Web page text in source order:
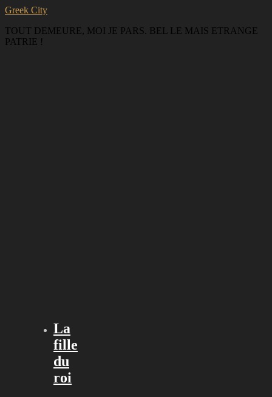
Greek City
TOUT DEMEURE, MOI JE PARS. BEL LE MAIS ETRANGE
PATRIE !
La
fille
du
roi